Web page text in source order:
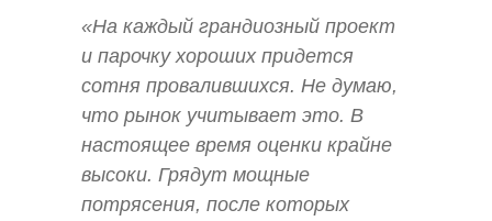
«На каждый грандиозный проект
и парочку хороших придется
сотня провалившихся. Не думаю,
что рынок учитывает это. В
настоящее время оценки крайне
высоки. Грядут мощные
потрясения, после которых